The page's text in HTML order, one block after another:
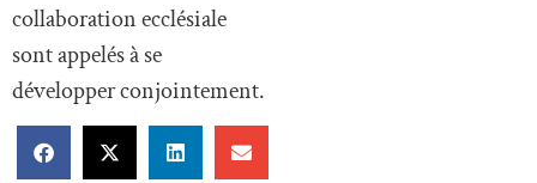
collaboration ecclésiale
sont appelés à se
développer conjointement.